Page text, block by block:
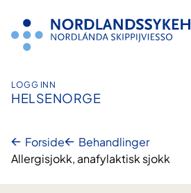
innhold
LOGG INN
HELSENORGE
Forside
Behandlinger
Allergisjokk, anafylaktisk sjokk